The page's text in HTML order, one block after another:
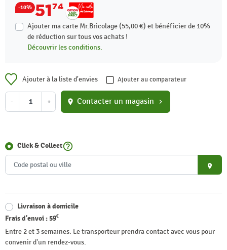
-10% 5174
Ajouter ma carte Mr.Bricolage (55,00 €) et bénéficier de 10%
de réduction sur tous vos achats !
Découvrir les conditions.
Ajouter à la liste d'envies Ajouter au comparateur
- + location_on Contacter un magasin chevron_right
Click & Collecthelp_outline
place
Livraison à domicile
Frais d'envoi :59€
Entre 2 et 3 semaines. Le transporteur prendra contact avec vous pour
convenir d'un rendez-vous.